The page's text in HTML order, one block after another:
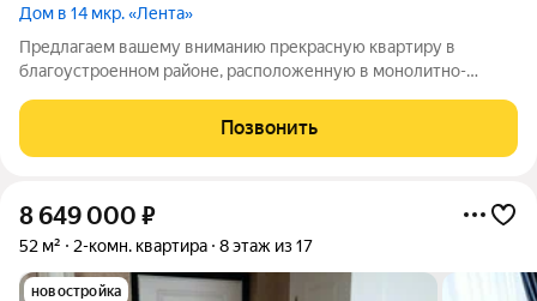
Дом в 14 мкр. «Лента»
Предлагаем вашему вниманию прекрасную квартиру в
благоустроенном районе, расположенную в монолитно-
идеально подойдёт для тех, кто ценит комфорт, удобство
инфраструктуры и качество жилья. Основные
Позвонить
8 649 000 ₽
52 м² 2-комн. квартира 8 этаж из 17
новостройка